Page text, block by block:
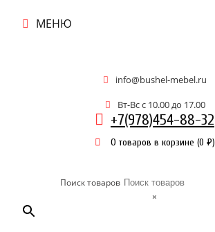
МЕНЮ
info@bushel-mebel.ru
Вт-Вс c 10.00 до 17.00
+7(978)454-88-32
0 товаров в корзине (0 ₽)
Поиск товаров
×